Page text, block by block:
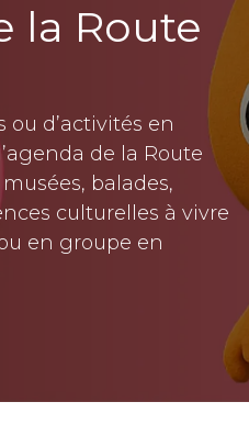
la Route
ou d’activités en
de la Route
balades,
culturelles à vivre
en groupe en